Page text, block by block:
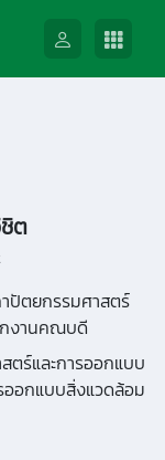
ต
ปัตยกรรมศาสตร์
กงานคณบดี
ร์และการออกแบบ
อกแบบสิ่งแวดล้อม